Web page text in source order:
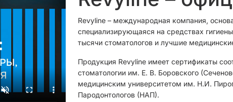
Revyline – международная компания,
специализирующаяся на средствах
тысячи стоматологов и лучшие
Продукция Revyline имеет сертификаты
стоматологии им. Е. В. Боровского
медицинским университетом им. Н.И.
Пародонтологов (НАП).